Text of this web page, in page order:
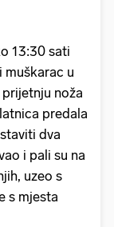
13:30 sati
muškarac u
noža
predala
dva
i pali su na
uzeo s
s mjesta